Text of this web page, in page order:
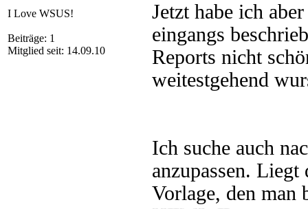
I Love WSUS!
Beiträge: 1
Mitglied seit: 14.09.10
Jetzt habe ich
eingangs
Reports nicht
weitestgehend
Ich suche auch
anzupassen.
Vorlage, den man